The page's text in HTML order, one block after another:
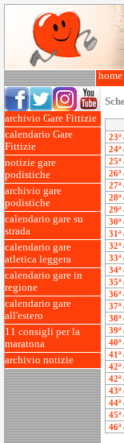
archivio Gare Fittizie
calendario Gare
Fittizie
notizie gare
podistiche
archivio gare
podistiche
calendario gare su
strada
calendario gare
atletica leggera
calendario gare in
regione
calendario gare
all'estero
11 consigli per la
maratona
archivio notizie
32ª